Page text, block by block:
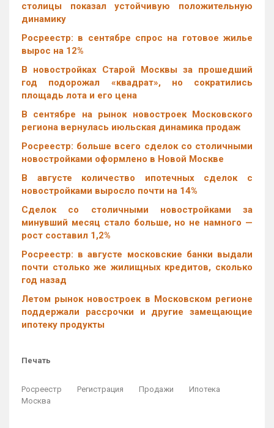
столицы показал устойчивую положительную
динамику
Росреестр: в сентябре спрос на готовое жилье
вырос на 12%
В новостройках Старой Москвы за прошедший
год подорожал «квадрат», но сократились
площадь лота и его цена
В сентябре на рынок новостроек Московского
региона вернулась июльская динамика продаж
Росреестр: больше всего сделок со столичными
новостройками оформлено в Новой Москве
В августе количество ипотечных сделок с
новостройками выросло почти на 14%
Cделок со столичными новостройками за
минувший месяц стало больше, но не намного —
рост составил 1,2%
Росреестр: в августе московские банки выдали
почти столько же жилищных кредитов, сколько
год назад
Летом рынок новостроек в Московском регионе
поддержали рассрочки и другие замещающие
ипотеку продукты
Печать
Росреестр Регистрация Продажи
Ипотека
Москва